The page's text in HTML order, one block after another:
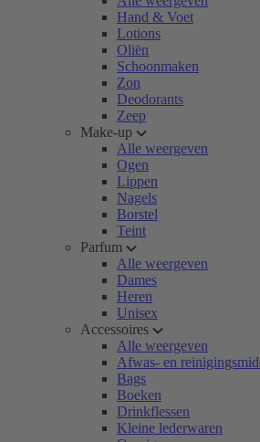
Hand & Voet
Lotions
Oliën
Schoonmaken
Zon
Deodorants
Zeep
Make-up
Alle weergeven
Ogen
Lippen
Nagels
Borstel
Teint
Parfum
Alle weergeven
Dames
Heren
Unisex
Accessoires
Alle weergeven
Afwas- en
Bags
Boeken
Drinkflessen
Kleine lederwaren